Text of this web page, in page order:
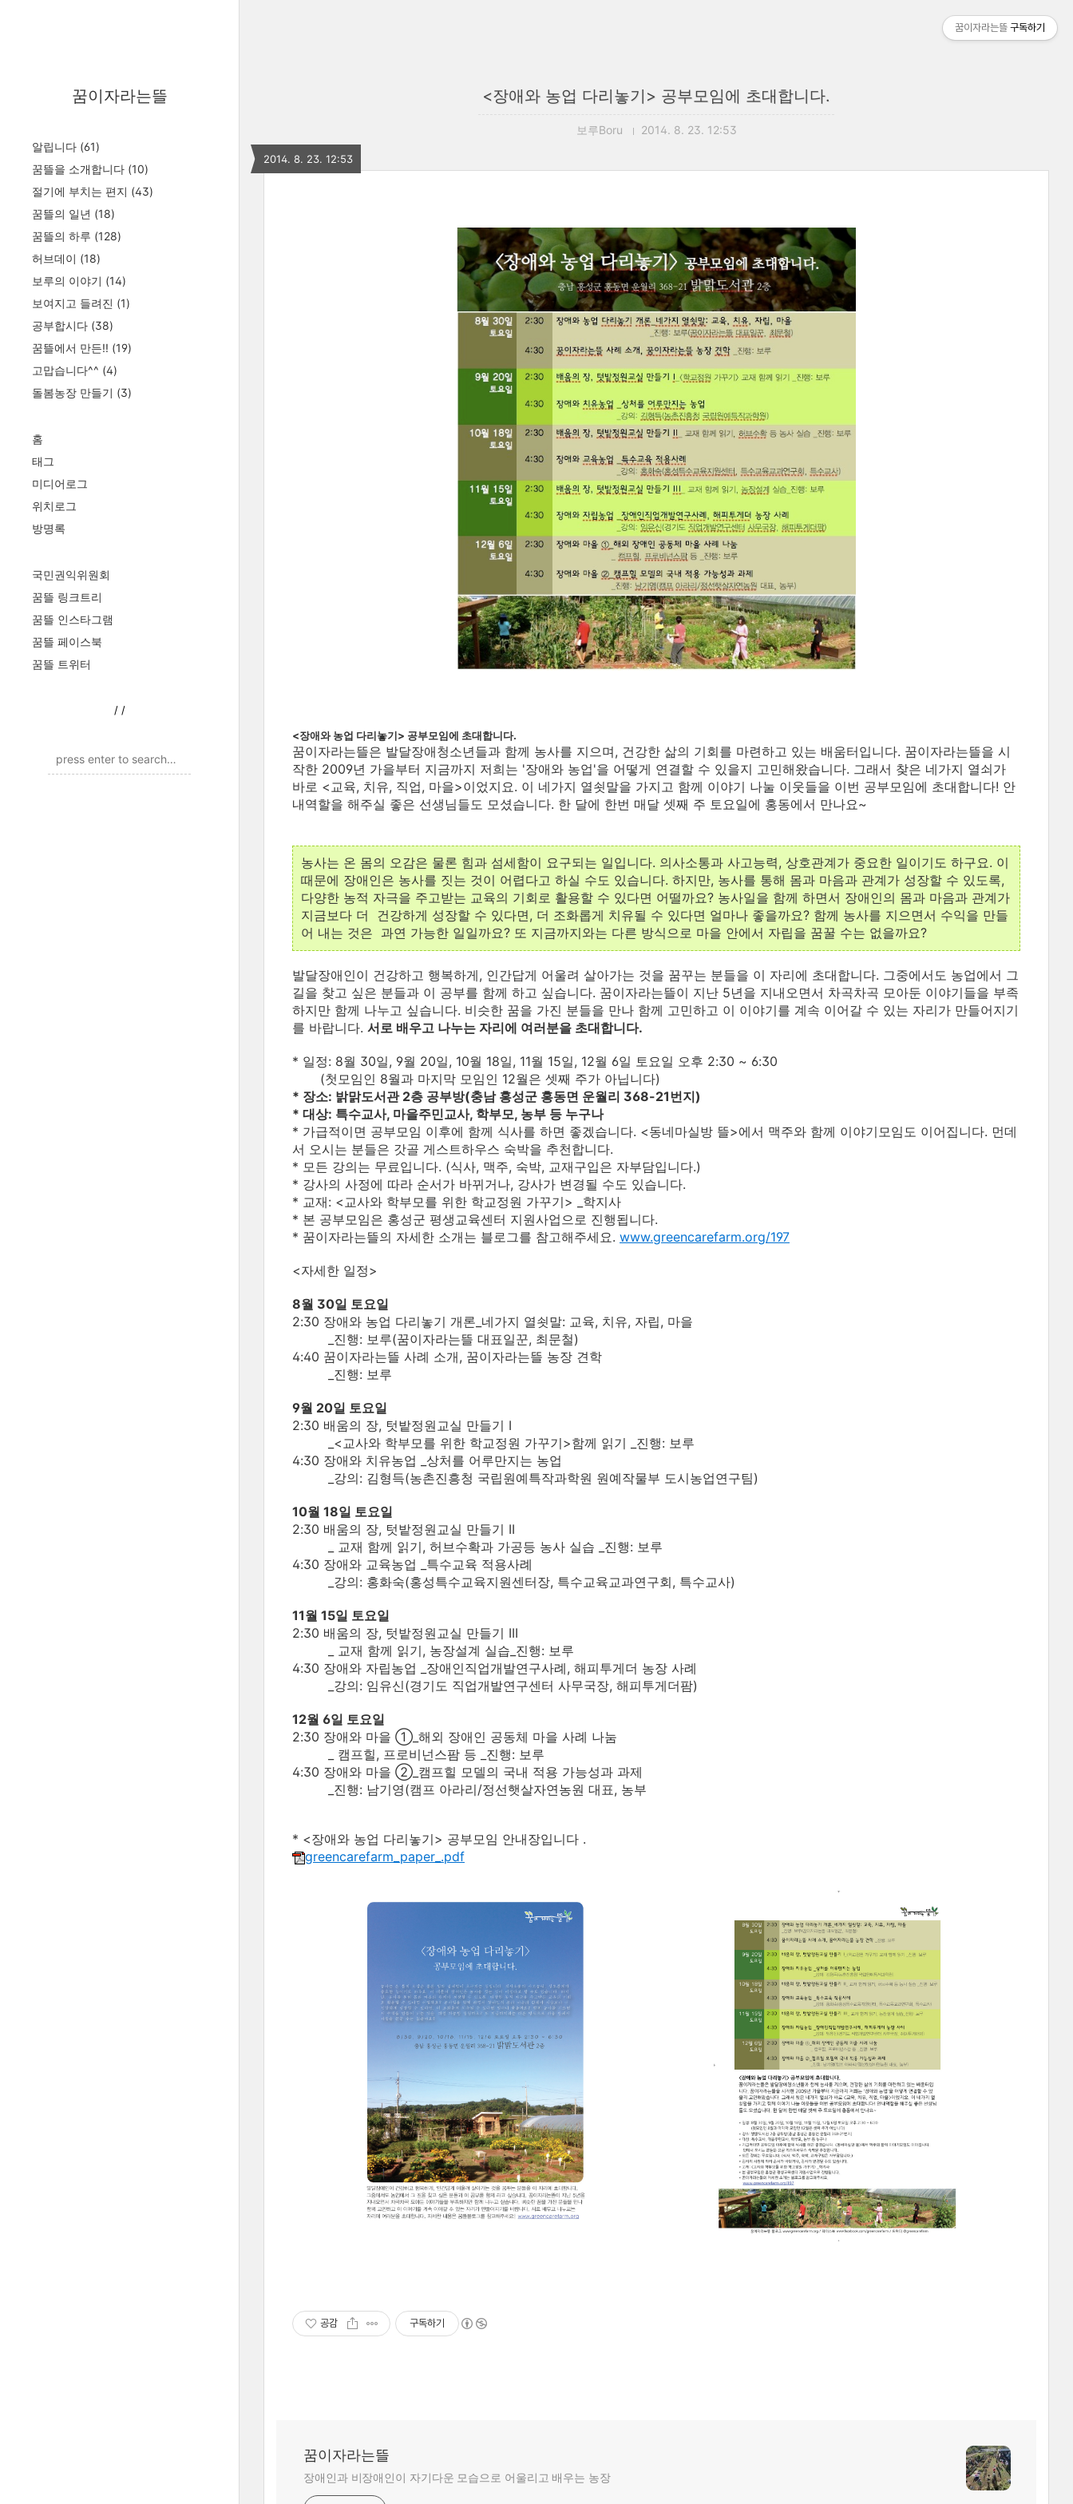
꿈이자라는뜰
알립니다 (61)
꿈뜰을 소개합니다 (10)
절기에 부치는 편지 (43)
꿈뜰의 일년 (18)
꿈뜰의 하루 (128)
허브데이 (18)
보루의 이야기 (14)
보여지고 들려진 (1)
공부합시다 (38)
꿈뜰에서 만든!! (19)
고맙습니다^^ (4)
돌봄농장 만들기 (3)
홈
태그
미디어로그
위치로그
방명록
국민권익위원회
꿈뜰 링크트리
꿈뜰 인스타그램
꿈뜰 페이스북
꿈뜰 트위터
/ /
<장애와 농업 다리놓기> 공부모임에 초대합니다.
보루Boru 2014. 8. 23. 12:53
2014. 8. 23. 12:53
<장애와 농업 다리놓기> 공부모임에 초대합니다.
꿈이자라는뜰은 발달장애청소년들과 함께 농사를 지으며, 건강한 삶의 기회를 마련하고 있는 배움터입니다. 꿈이자라는뜰을 시
작한 2009년 가을부터 지금까지 저희는 '장애와 농업'을 어떻게 연결할 수 있을지 고민해왔습니다. 그래서 찾은 네가지 열쇠가
바로 <교육, 치유, 직업, 마을>이었지요. 이 네가지 열쇳말을 가지고 함께 이야기 나눌 이웃들을 이번 공부모임에 초대합니다! 안
내역할을 해주실 좋은 선생님들도 모셨습니다. 한 달에 한번 매달 셋째 주 토요일에 홍동에서 만나요~
농사는 온 몸의 오감은 물론 힘과 섬세함이 요구되는 일입니다. 의사소통과 사고능력, 상호관계가 중요한 일이기도 하구요. 이
때문에 장애인은 농사를 짓는 것이 어렵다고 하실 수도 있습니다. 하지만, 농사를 통해 몸과 마음과 관계가 성장할 수 있도록,
다양한 농적 자극을 주고받는 교육의 기회로 활용할 수 있다면 어떨까요? 농사일을 함께 하면서 장애인의 몸과 마음과 관계가
지금보다 더 건강하게 성장할 수 있다면, 더 조화롭게 치유될 수 있다면 얼마나 좋을까요? 함께 농사를 지으면서 수익을 만들
어 내는 것은 과연 가능한 일일까요? 또 지금까지와는 다른 방식으로 마을 안에서 자립을 꿈꿀 수는 없을까요?
발달장애인이 건강하고 행복하게, 인간답게 어울려 살아가는 것을 꿈꾸는 분들을 이 자리에 초대합니다. 그중에서도 농업에서 그
길을 찾고 싶은 분들과 이 공부를 함께 하고 싶습니다. 꿈이자라는뜰이 지난 5년을 지내오면서 차곡차곡 모아둔 이야기들을 부족
하지만 함께 나누고 싶습니다. 비슷한 꿈을 가진 분들을 만나 함께 고민하고 이 이야기를 계속 이어갈 수 있는 자리가 만들어지기
를 바랍니다. 서로 배우고 나누는 자리에 여러분을 초대합니다.
* 일정: 8월 30일, 9월 20일, 10월 18일, 11월 15일, 12월 6일 토요일 오후 2:30 ~ 6:30
(첫모임인 8월과 마지막 모임인 12월은 셋째 주가 아닙니다)
* 장소: 밝맑도서관 2층 공부방(충남 홍성군 홍동면 운월리 368-21번지)
* 대상: 특수교사, 마을주민교사, 학부모, 농부 등 누구나
* 가급적이면 공부모임 이후에 함께 식사를 하면 좋겠습니다. <동네마실방 뜰>에서 맥주와 함께 이야기모임도 이어집니다. 먼데
서 오시는 분들은 갓골 게스트하우스 숙박을 추천합니다.
* 모든 강의는 무료입니다. (식사, 맥주, 숙박, 교재구입은 자부담입니다.)
* 강사의 사정에 따라 순서가 바뀌거나, 강사가 변경될 수도 있습니다.
* 교재: <교사와 학부모를 위한 학교정원 가꾸기> _학지사
* 본 공부모임은 홍성군 평생교육센터 지원사업으로 진행됩니다.
* 꿈이자라는뜰의 자세한 소개는 블로그를 참고해주세요. www.greencarefarm.org/197
<자세한 일정>
8월 30일 토요일
2:30 장애와 농업 다리놓기 개론_네가지 열쇳말: 교육, 치유, 자립, 마을
_진행: 보루(꿈이자라는뜰 대표일꾼, 최문철)
4:40 꿈이자라는뜰 사례 소개, 꿈이자라는뜰 농장 견학
_진행: 보루
9월 20일 토요일
2:30 배움의 장, 텃밭정원교실 만들기 I
_<교사와 학부모를 위한 학교정원 가꾸기>함께 읽기 _진행: 보루
4:30 장애와 치유농업 _상처를 어루만지는 농업
_강의: 김형득(농촌진흥청 국립원예특작과학원 원예작물부 도시농업연구팀)
10월 18일 토요일
2:30 배움의 장, 텃밭정원교실 만들기 II
_ 교재 함께 읽기, 허브수확과 가공등 농사 실습 _진행: 보루
4:30 장애와 교육농업 _특수교육 적용사례
_강의: 홍화숙(홍성특수교육지원센터장, 특수교육교과연구회, 특수교사)
11월 15일 토요일
2:30 배움의 장, 텃밭정원교실 만들기 III
_ 교재 함께 읽기, 농장설계 실습_진행: 보루
4:30 장애와 자립농업 _장애인직업개발연구사례, 해피투게더 농장 사례
_강의: 임유신(경기도 직업개발연구센터 사무국장, 해피투게더팜)
12월 6일 토요일
2:30 장애와 마을 ①_해외 장애인 공동체 마을 사례 나눔
_ 캠프힐, 프로비넌스팜 등 _진행: 보루
4:30 장애와 마을 ②_캠프힐 모델의 국내 적용 가능성과 과제
_진행: 남기영(캠프 아라리/정선햇살자연농원 대표, 농부
* <장애와 농업 다리놓기> 공부모임 안내장입니다 .
greencarefarm_paper_.pdf
공감 구독하기
꿈이자라는뜰
장애인과 비장애인이 자기다운 모습으로 어울리고 배우는 농장
꿈이자라는뜰 구독하기